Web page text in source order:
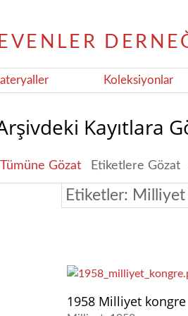
Koleksiyonlar
Kayıtlara
Tümüne Gözat Etiketlere Gözat
Etiketler: Milliyet
1958 Milliyet kongre